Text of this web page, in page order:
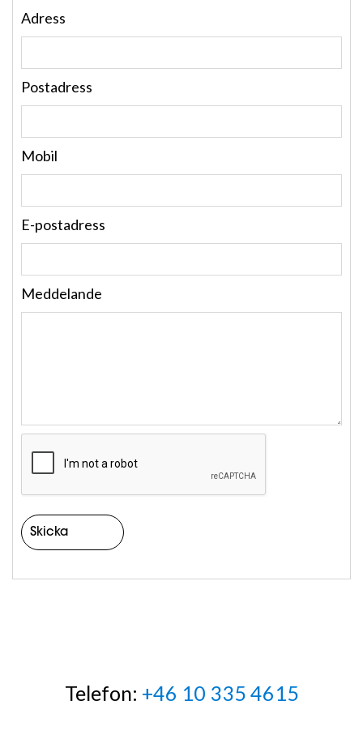
Adress
Postadress
Mobil
E-postadress
Meddelande
Telefon: +46 10 335 4615